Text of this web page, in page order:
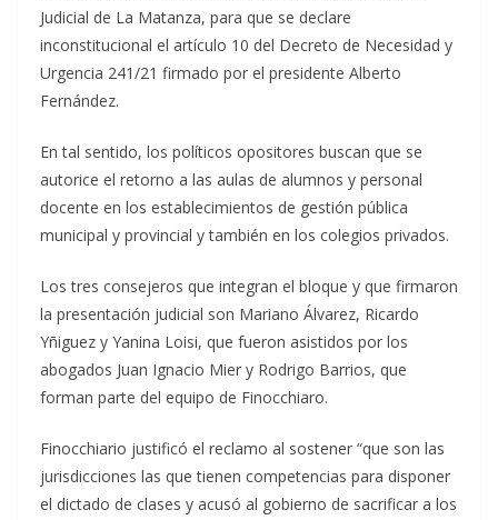
Judicial de La Matanza, para que se declare
inconstitucional el artículo 10 del Decreto de Necesidad y
Urgencia 241/21 firmado por el presidente Alberto
Fernández.
En tal sentido, los políticos opositores buscan que se
autorice el retorno a las aulas de alumnos y personal
docente en los establecimientos de gestión pública
municipal y provincial y también en los colegios privados.
Los tres consejeros que integran el bloque y que firmaron
la presentación judicial son Mariano Álvarez, Ricardo
Yñiguez y Yanina Loisi, que fueron asistidos por los
abogados Juan Ignacio Mier y Rodrigo Barrios, que
forman parte del equipo de Finocchiaro.
Finocchiario justificó el reclamo al sostener “que son las
jurisdicciones las que tienen competencias para disponer
el dictado de clases y acusó al gobierno de sacrificar a los